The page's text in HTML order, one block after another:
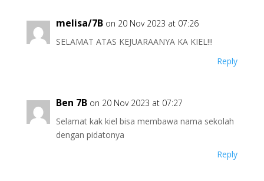
melisa/7B on 20 Nov 2023 at 07:26
SELAMAT ATAS KEJUARAANYA KA KIEL!!!
Reply
Ben 7B on 20 Nov 2023 at 07:27
Selamat kak kiel bisa membawa nama sekolah
dengan pidatonya
Reply